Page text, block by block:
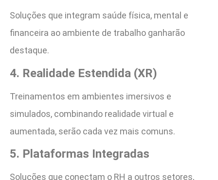
Soluções que integram saúde física, mental e
financeira ao ambiente de trabalho ganharão
destaque.
4. Realidade Estendida (XR)
Treinamentos em ambientes imersivos e
simulados, combinando realidade virtual e
aumentada, serão cada vez mais comuns.
5. Plataformas Integradas
Soluções que conectam o RH a outros setores,